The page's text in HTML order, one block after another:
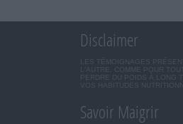
Disclaimer
LES TÉMOIGNAGES
L'AUTRE. COMME POUR
PERDRE DU POIDS À LONG
VOS HABITUDES
Savoir Maigrir